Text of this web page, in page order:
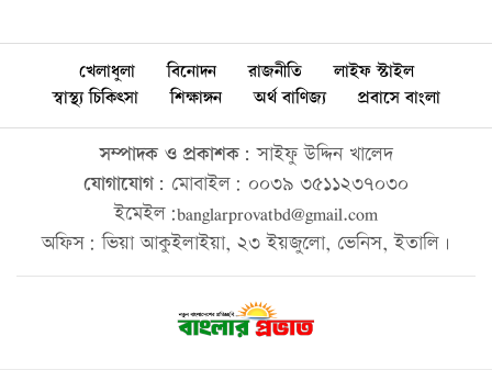
খেলাধুলা বিনোদন রাজনীতি
লাইফ স্টাইল
স্বাস্থ্য চিকিৎসা
শিক্ষাঙ্গন অর্থ বাণিজ্য প্রবাসে বাংলা
সম্পাদক ও প্রকাশক: সাইফু উদ্দিন খালেদ
যোগাযোগ: মোবাইল: ০০৩৯ ৩৫১১২৩৭০৩০
ইমেইল:banglarprovatbd@gmail.com
অফিস: ভিয়া আকুইলাইয়া, ২৩ ইয়জুলো, ভেনিস, ইতালি।